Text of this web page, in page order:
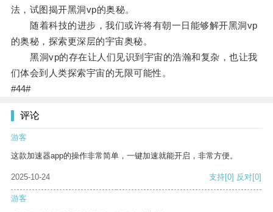
法，试图揭开黑洞vp的奥秘。
随着科技的进步，我们或许将有朝一日能够解开黑洞vp
的奥秘，探索更深层的宇宙奥秘。
黑洞vp的存在让人们见识到宇宙的浩瀚和复杂，也让我
们体会到人类探索宇宙的无限可能性。
#44#
评论
游客
这款加速器app的操作非常简单，一键加速就能开启，非常方便。
2025-10-24 支持[0] 反对[0]
游客